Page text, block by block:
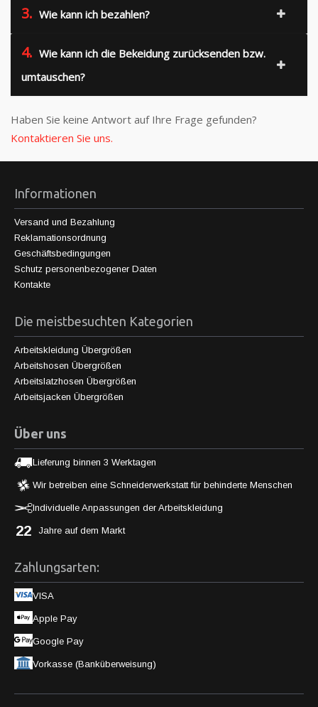
3. Wie kann ich bezahlen?
4. Wie kann ich die Bekeidung zurücksenden bzw.
umtauschen?
Haben Sie keine Antwort auf Ihre Frage gefunden?
Kontaktieren Sie uns.
Informationen
Versand und Bezahlung
Reklamationsordnung
Geschäftsbedingungen
Schutz personenbezogener Daten
Kontakte
Die meistbesuchten Kategorien
Arbeitskleidung Übergrößen
Arbeitshosen Übergrößen
Arbeitslatzhosen Übergrößen
Arbeitsjacken Übergrößen
Über uns
Lieferung binnen 3 Werktagen
Wir betreiben eine Schneiderwerkstatt für behinderte Menschen
Individuelle Anpassungen der Arbeitskleidung
22 Jahre auf dem Markt
Zahlungsarten:
VISA
Apple Pay
Google Pay
Vorkasse (Banküberweisung)